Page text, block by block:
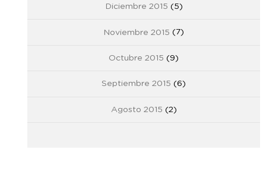
Diciembre 2015 (5)
Noviembre 2015 (7)
Octubre 2015 (9)
Septiembre 2015 (6)
Agosto 2015 (2)